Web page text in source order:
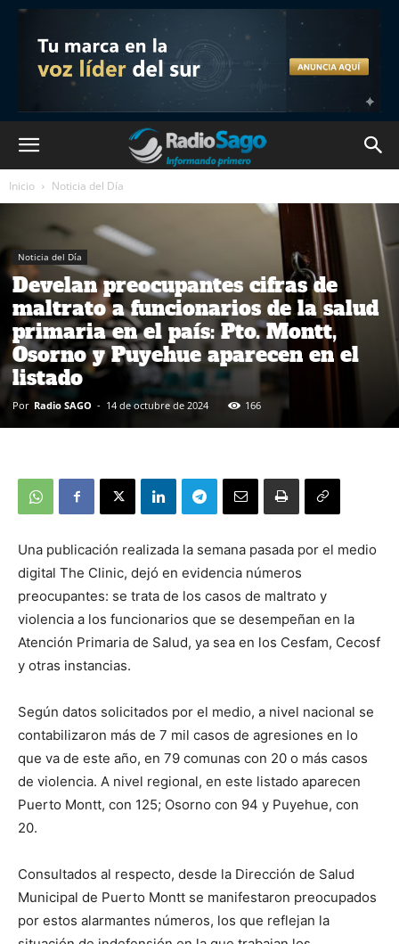
Inicio Noticia del Día
Noticia del Día
Develan preocupantes cifras de
maltrato a funcionarios de la salud
primaria en el país: Pto. Montt,
Osorno y Puyehue aparecen en el
listado
Por Radio SAGO - 14 de octubre de 2024 166
Una publicación realizada la semana pasada por el medio
digital The Clinic, dejó en evidencia números
preocupantes: se trata de los casos de maltrato y
violencia a los funcionarios que se desempeñan en la
Atención Primaria de Salud, ya sea en los Cesfam, Cecosf
y otras instancias.
Según datos solicitados por el medio, a nivel nacional se
contabilizaron más de 7 mil casos de agresiones en lo
que va de este año, en 79 comunas con 20 o más casos
de violencia. A nivel regional, en este listado aparecen
Puerto Montt, con 125; Osorno con 94 y Puyehue, con
20.
Consultados al respecto, desde la Dirección de Salud
Municipal de Puerto Montt se manifestaron preocupados
por estos alarmantes números, los que reflejan la